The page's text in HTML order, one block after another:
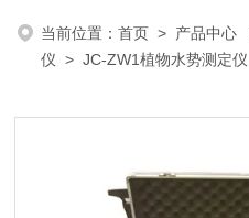
当前位置：首页 > 产品中心
仪 > JC-ZW1植物水势测定仪